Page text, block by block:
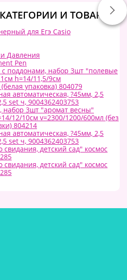
И ТОВАРЫ:
для Егэ Casio
Давления
Pen
с поддонами, набор 3шт "полевые
h=14/11,5/9см
упаковка) 804079
автоматическая, ?45мм, 2,5
set ч, 9004362403753
набор 3шт "аромат весны"
12/10см v=2300/1200/600мл (без
804214
автоматическая, ?45мм, 2,5
set ч, 9004362403753
свидания, детский сад" космос
свидания, детский сад" космос